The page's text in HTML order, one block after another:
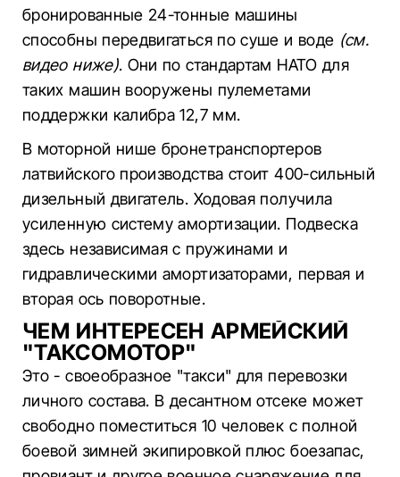
бронированные 24-тонные машины
способны передвигаться по суше и воде (см.
видео ниже). Они по стандартам НАТО для
таких машин вооружены пулеметами
поддержки калибра 12,7 мм.
В моторной нише бронетранспортеров
латвийского производства стоит 400-сильный
дизельный двигатель. Ходовая получила
усиленную систему амортизации. Подвеска
здесь независимая с пружинами и
гидравлическими амортизаторами, первая и
вторая ось поворотные.
ЧЕМ ИНТЕРЕСЕН АРМЕЙСКИЙ
"ТАКСОМОТОР"
Это - своеобразное "такси" для перевозки
личного состава. В десантном отсеке может
свободно поместиться 10 человек с полной
боевой зимней экипировкой плюс боезапас,